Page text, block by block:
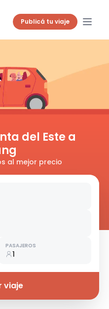
Publicá tu viaje
del Este a
al mejor precio
PASAJEROS
1
viaje